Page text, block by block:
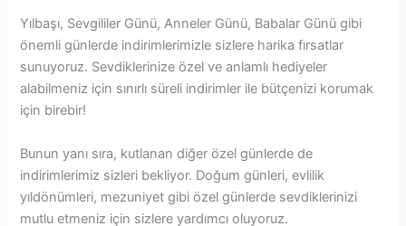
Yılbaşı, Sevgililer Günü, Anneler Günü, Babalar Günü gibi
önemli günlerde indirimlerimizle sizlere harika fırsatlar
sunuyoruz. Sevdiklerinize özel ve anlamlı hediyeler
alabilmeniz için sınırlı süreli indirimler ile bütçenizi korumak
için birebir!
Bunun yanı sıra, kutlanan diğer özel günlerde de
indirimlerimiz sizleri bekliyor. Doğum günleri, evlilik
yıldönümleri, mezuniyet gibi özel günlerde sevdiklerinizi
mutlu etmeniz için sizlere yardımcı oluyoruz.